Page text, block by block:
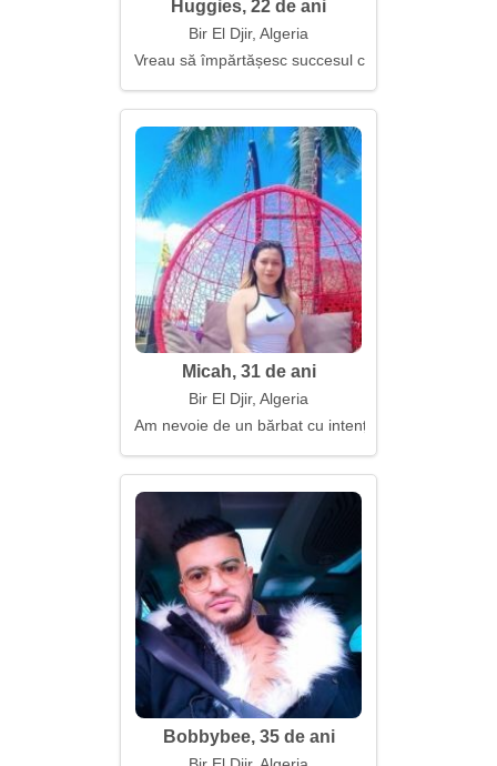
Huggies, 22 de ani
Bir El Djir, Algeria
Vreau să împărtășesc succesul cu tine
Micah, 31 de ani
Bir El Djir, Algeria
Am nevoie de un bărbat cu intenții serioase
Bobbybee, 35 de ani